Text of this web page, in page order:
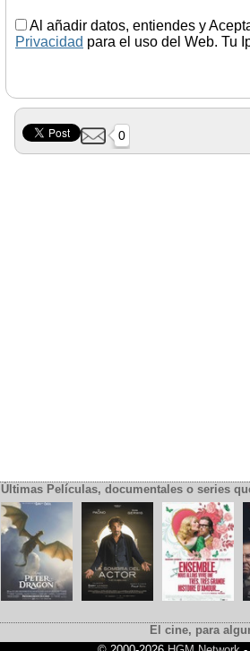
Al añadir datos, entiendes y
Privacidad para el uso del Web. Tu
0
Últimas Películas, documentales o series
El cine, para